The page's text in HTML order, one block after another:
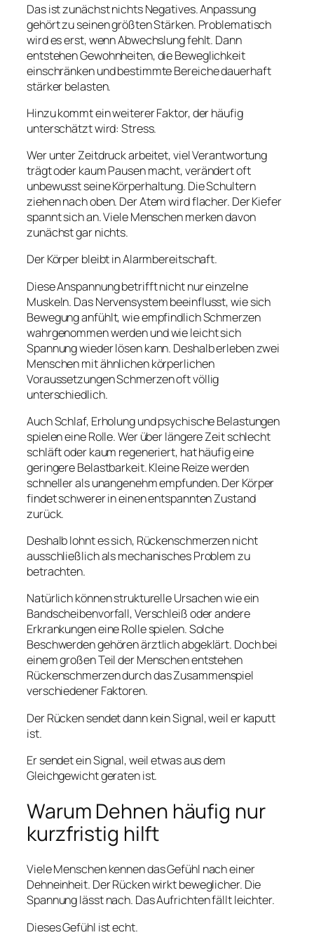
Das ist zunächst nichts Negatives. Anpassung
gehört zu seinen größten Stärken. Problematisch
wird es erst, wenn Abwechslung fehlt. Dann
entstehen Gewohnheiten, die Beweglichkeit
einschränken und bestimmte Bereiche dauerhaft
stärker belasten.
Hinzu kommt ein weiterer Faktor, der häufig
unterschätzt wird: Stress.
Wer unter Zeitdruck arbeitet, viel Verantwortung
trägt oder kaum Pausen macht, verändert oft
unbewusst seine Körperhaltung. Die Schultern
ziehen nach oben. Der Atem wird flacher. Der Kiefer
spannt sich an. Viele Menschen merken davon
zunächst gar nichts.
Der Körper bleibt in Alarmbereitschaft.
Diese Anspannung betrifft nicht nur einzelne
Muskeln. Das Nervensystem beeinflusst, wie sich
Bewegung anfühlt, wie empfindlich Schmerzen
wahrgenommen werden und wie leicht sich
Spannung wieder lösen kann. Deshalb erleben zwei
Menschen mit ähnlichen körperlichen
Voraussetzungen Schmerzen oft völlig
unterschiedlich.
Auch Schlaf, Erholung und psychische Belastungen
spielen eine Rolle. Wer über längere Zeit schlecht
schläft oder kaum regeneriert, hat häufig eine
geringere Belastbarkeit. Kleine Reize werden
schneller als unangenehm empfunden. Der Körper
findet schwerer in einen entspannten Zustand
zurück.
Deshalb lohnt es sich, Rückenschmerzen nicht
ausschließlich als mechanisches Problem zu
betrachten.
Natürlich können strukturelle Ursachen wie ein
Bandscheibenvorfall, Verschleiß oder andere
Erkrankungen eine Rolle spielen. Solche
Beschwerden gehören ärztlich abgeklärt. Doch bei
einem großen Teil der Menschen entstehen
Rückenschmerzen durch das Zusammenspiel
verschiedener Faktoren.
Der Rücken sendet dann kein Signal, weil er kaputt
ist.
Er sendet ein Signal, weil etwas aus dem
Gleichgewicht geraten ist.
Warum Dehnen häufig nur
kurzfristig hilft
Viele Menschen kennen das Gefühl nach einer
Dehneinheit. Der Rücken wirkt beweglicher. Die
Spannung lässt nach. Das Aufrichten fällt leichter.
Dieses Gefühl ist echt.